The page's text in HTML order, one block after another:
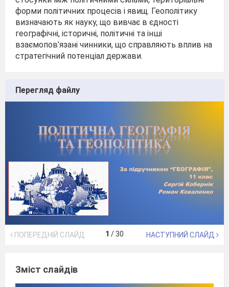
форми політичних процесів і явищ. Геополітику
визначають як науку, що вивчає в єдності
географічні, історичні, політичні та інші
взаємопов’язані чинники, що справляють вплив на
стратегічний потенціал держави.
Перегляд файлу
ПОПЕРЕДНІЙ СЛАЙД 1 /30 НАСТУПНИЙ СЛАЙД
Зміст слайдів